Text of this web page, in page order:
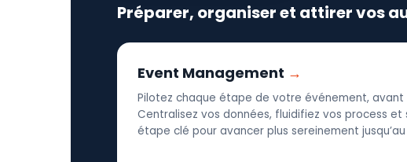
Préparer, organiser et attirer vos
Event Management
Pilotez chaque étape de votre événement, avant
Centralisez vos données, fluidifiez vos process et
étape clé pour avancer plus sereinement jusqu’au